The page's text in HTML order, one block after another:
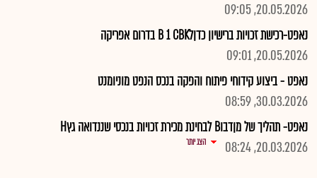
20.05.2026, 09:05
נאפט-רכישת זכויות ברישיון כדןלB 1 CBK בדרום אפריקה
20.05.2026, 09:01
נאפט - ביצוע קידוחי פיתוח והפקה בנכס הנפט מוניומנט
30.03.2026, 08:59
נאפט- תהליך של מןדבוB לבחינת מכירת זכויות בנכסי שננדואה גץH
20.03.2026, 08:24
הצג יותר